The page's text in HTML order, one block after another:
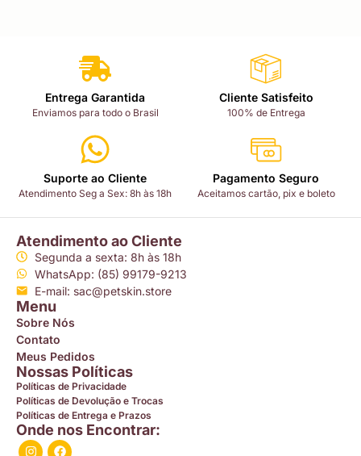
Entrega Garantida
Enviamos para todo o Brasil
Cliente Satisfeito
100% de Entrega
Suporte ao Cliente
Atendimento Seg a Sex: 8h às 18h
Pagamento Seguro
Aceitamos cartão, pix e boleto
Atendimento ao Cliente
Segunda a sexta: 8h às 18h
WhatsApp: (85) 99179-9213
E-mail: sac@petskin.store
Menu
Sobre Nós
Contato
Meus Pedidos
Nossas Políticas
Políticas de Privacidade
Políticas de Devolução e Trocas
Políticas de Entrega e Prazos
Onde nos Encontrar: